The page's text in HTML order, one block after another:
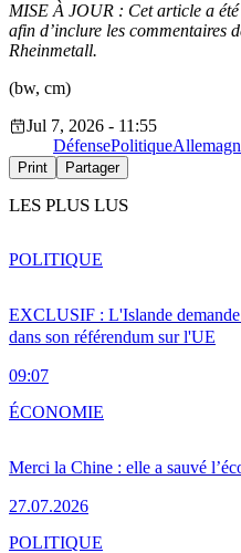
MISE À JOUR : Cet article a
afin d’inclure les commentaires
Rheinmetall.
(bw, cm)
Jul 7, 2026 - 11:55
DéfensePolitique
Print Partager
LES PLUS LUS
EXCLUSIF : L'Islande
dans son référendum sur l'UE
09:07
POLITIQUE
Merci la Chine : elle a sauvé
27.07.2026
ÉCONOMIE
POLITIQUE